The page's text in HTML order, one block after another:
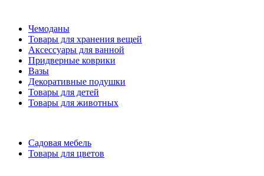
Чемоданы
Товары для хранения вещей
Аксессуары для ванной
Придверные коврики
Вазы
Декоративные подушки
Товары для детей
Товары для животных
Садовая мебель
Товары для цветов